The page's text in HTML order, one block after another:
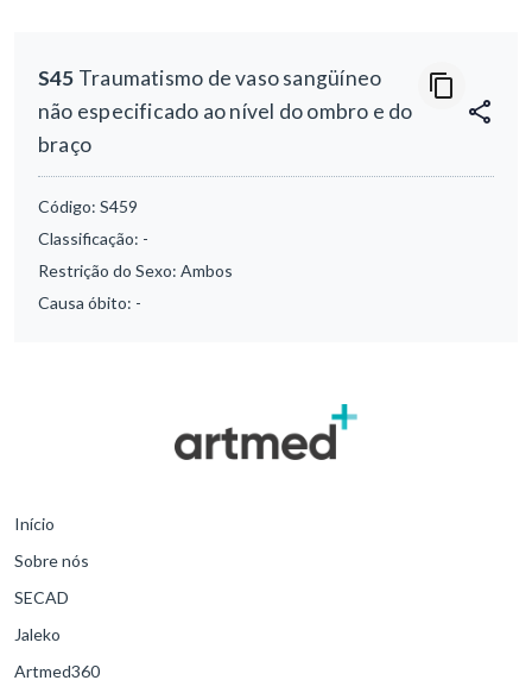
S45 Traumatismo de vaso sangüíneo
não especificado ao nível do ombro e do
braço
Código: S459
Classificação: -
Restrição do Sexo: Ambos
Causa óbito: -
Início
Sobre nós
SECAD
Jaleko
Artmed360